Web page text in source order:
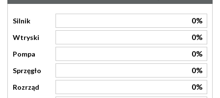
Silnik 0%
Wtryski 0%
Pompa 0%
Sprzęgło 0%
Rozrząd 0%